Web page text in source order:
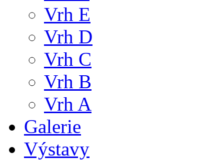
Vrh E
Vrh D
Vrh C
Vrh B
Vrh A
Galerie
Výstavy